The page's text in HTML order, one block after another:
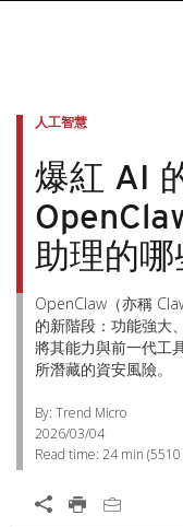
人工智慧
爆紅 AI
助理的哪
OpenClaw（亦稱
的新階段：功能強大
將其能力與前一代工
所潛藏的資安風險。
By: Trend Micro
2026/03/04
Read time: 24 min (5510